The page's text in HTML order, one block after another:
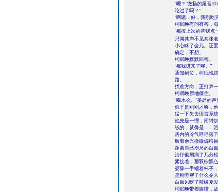
“嗯？”微扬的尾音
吃过了吗？”
“啊嗯…好，我刚吃
柯眠晚有问有答，
“那按上次的替我点
只闻其声不见其张
小心眯了会儿。还
确定，不想。
柯眠晚默默回答。
“那我进来了喔。”
通知到位，柯眠晚
路。
找准方向，正打算
柯眠晚原地僵住。
“喝水么。”晏辞的
似乎是刚刚才醒，
猛一下失去语言系
他先是一愣，闹钟
绒的，就像是……
房内的冷气呼呼落
顺着余光微微偏移
距离自己咫尺的白
治疗银屑病了几分
紧接着，那双棕黑
晏辞一手端着杯子
是刚旁观了什么令
白癜风吃了辣椒复
柯眠晚带着腹诽，